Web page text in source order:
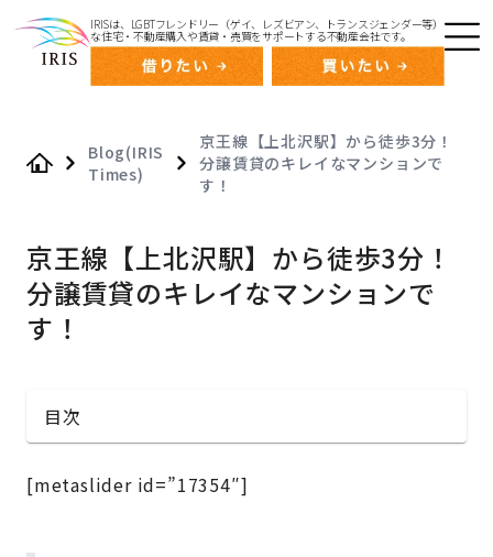
IRISは、LGBTフレンドリー（ゲイ、レズビアン、トランスジェンダー等）
な住宅・不動産購入や賃貸・売買をサポートする不動産会社です。
Blog(IRIS
Times)
京王線【上北沢駅】から徒歩3分！
分譲賃貸のキレイなマンションで
す！
京王線【上北沢駅】から徒歩3分！
分譲賃貸のキレイなマンションで
す！
[metaslider id=”17354″]
目次